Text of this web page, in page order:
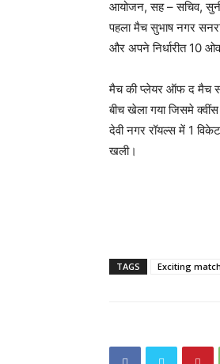
आयोजन, सह – सचिव,
पहला मैच सुभाष नगर
और अपने निर्धारीत 10
मैच की प्लेयर ऑफ द मैच
बीच खेला गया जिसमे
देवी नगर रॉयल्स में 1
खली।
TAGS Exciting